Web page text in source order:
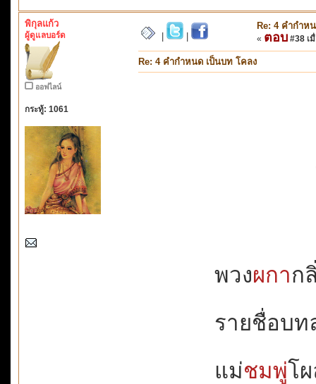
พิกุลแก้ว
ผู้ดูแลบอร์ด
ออฟไลน์
กระทู้: 1061
Re: 4 คำกำห
« ตอบ #38 เ
Re: 4 คำกำหนด เป็นบท โคลง
พวงผกาก
รายชื่อบท
แม่ชมพู่โ